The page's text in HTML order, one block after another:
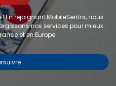
En rejoignant MobileSentrix, nous
nos services pour mieux
et en Europe.